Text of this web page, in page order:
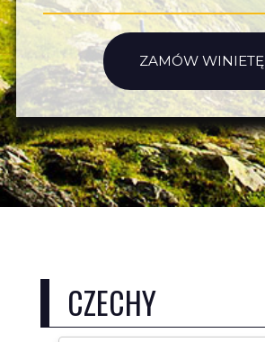
ZAMÓW WINIETĘ
CZECHY